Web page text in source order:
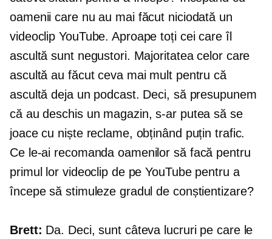
oamenii care nu au mai făcut niciodată un
videoclip YouTube. Aproape toți cei care îl
ascultă sunt negustori. Majoritatea celor care
ascultă au făcut ceva mai mult pentru că
ascultă deja un podcast. Deci, să presupunem
că au deschis un magazin, s-ar putea să se
joace cu niște reclame, obținând puțin trafic.
Ce le-ai recomanda oamenilor să facă pentru
primul lor videoclip de pe YouTube pentru a
începe să stimuleze gradul de conștientizare?
Brett: Da. Deci, sunt câteva lucruri pe care le